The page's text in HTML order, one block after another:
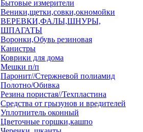
Бытовые измерители
Веники,щетки,совки,окномойки
ВЕРЕВКИ,ФАЛЫ,ШНУРЫ,
ШПАГАТЫ
Воронки,Обувь резиновая
Канистры
Коврики для дома
Мешки п/п
Паронит//Стержневой полиамид
Полотно/Обивка
Резина пористая//Техпластина
Средства от грызунов и вредителей
Уплотнитель оконный
Цветочные горшки,кашпо